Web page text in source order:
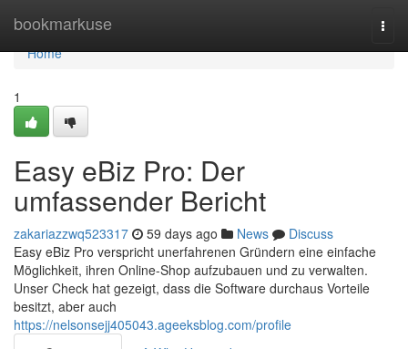
bookmarkuse
Home
Home
1
Easy eBiz Pro: Der
umfassender Bericht
zakariazzwq523317 59 days ago News
Discuss
Easy eBiz Pro verspricht unerfahrenen Gründern eine einfache
Möglichkeit, ihren Online-Shop aufzubauen und zu verwalten.
Unser Check hat gezeigt, dass die Software durchaus Vorteile
besitzt, aber auch
https://nelsonsejj405043.ageeksblog.com/profile